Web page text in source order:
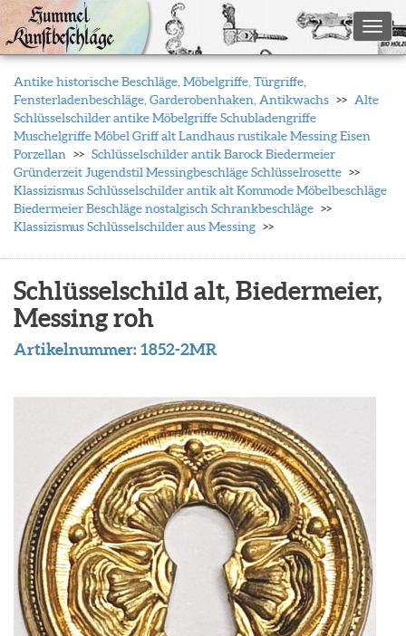
Antike historische Beschläge, Möbelgriffe, Türgriffe,
Fensterladenbeschläge, Garderobenhaken, Antikwachs
Alte
Schlüsselschilder antike Möbelgriffe Schubladengriffe
Muschelgriffe Möbel Griff alt Landhaus rustikale Messing Eisen
Porzellan
Schlüsselschilder antik Barock Biedermeier
Gründerzeit Jugendstil Messingbeschläge Schlüsselrosette
Klassizismus Schlüsselschilder antik alt Kommode Möbelbeschläge
Biedermeier Beschläge nostalgisch Schrankbeschläge
Klassizismus Schlüsselschilder aus Messing
Schlüsselschild alt, Biedermeier,
Messing roh
Artikelnummer:1852-2MR